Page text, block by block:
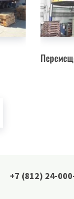
+7 (812) 24-